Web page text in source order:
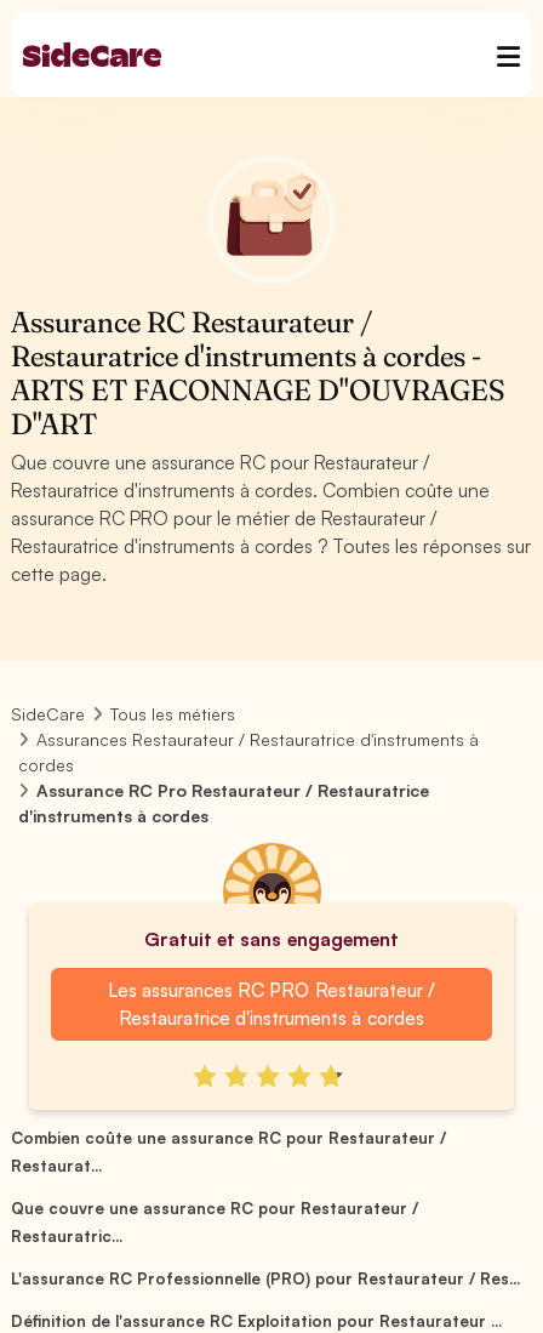
Assurance RC Restaurateur /
Restauratrice d'instruments à cordes -
ARTS ET FACONNAGE D''OUVRAGES
D''ART
Que couvre une assurance RC pour Restaurateur /
Restauratrice d'instruments à cordes. Combien coûte une
assurance RC PRO pour le métier de Restaurateur /
Restauratrice d'instruments à cordes ? Toutes les réponses sur
cette page.
SideCare
Tous les métiers
Assurances Restaurateur / Restauratrice d'instruments à
cordes
Assurance RC Pro Restaurateur / Restauratrice
d'instruments à cordes
Gratuit et sans engagement
Les assurances RC PRO Restaurateur /
Restauratrice d'instruments à cordes
Combien coûte une assurance RC pour Restaurateur /
Restaurat...
Que couvre une assurance RC pour Restaurateur /
Restauratric...
L'assurance RC Professionnelle (PRO) pour Restaurateur / Res...
Définition de l'assurance RC Exploitation pour Restaurateur ...